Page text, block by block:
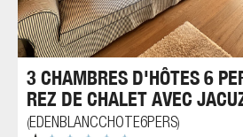
3 CHAMBRES D'HÔTES 6
REZ DE CHALET AVEC
(EDENBLANCCHOTE6PERS)